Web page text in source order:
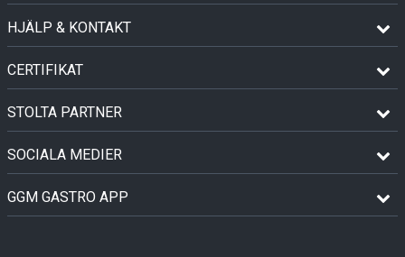
HJÄLP & KONTAKT
CERTIFIKAT
STOLTA PARTNER
SOCIALA MEDIER
GGM GASTRO APP